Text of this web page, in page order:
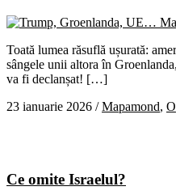
Toată lumea răsuflă ușurată:
sângele unii altora în
va fi declanșat! […]
23 ianuarie 2026 /Mapamond,
Ce omite Israelul?